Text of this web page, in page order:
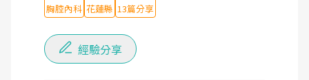
胸腔內科 花蓮縣 13篇分享
經驗分享